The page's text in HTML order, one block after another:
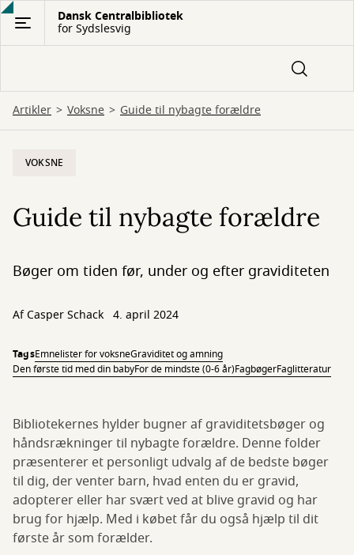
Gå
hovedindhold
Dansk Centralbibliotek
for Sydslesvig
Artikler Voksne Guide til nybagte forældre
VOKSNE
Guide til nybagte forældre
Bøger om tiden før, under og efter graviditeten
AfCasper Schack 4. april 2024
TagsEmnelister for voksneGraviditet og amning
Den første tid med din babyFor de mindste (0-6 år)FagbøgerFaglitteratur
Bibliotekernes hylder bugner af graviditetsbøger og
håndsrækninger til nybagte forældre. Denne folder
præsenterer et personligt udvalg af de bedste bøger
til dig, der venter barn, hvad enten du er gravid,
adopterer eller har svært ved at blive gravid og har
brug for hjælp. Med i købet får du også hjælp til dit
første år som forælder.